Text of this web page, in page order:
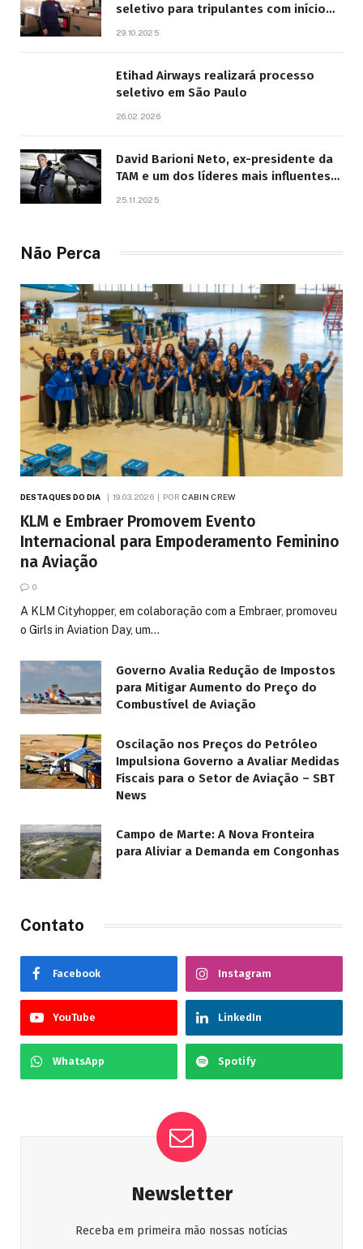
seletivo para tripulantes com início
29.10.2025
Etihad Airways realizará processo
seletivo em São Paulo
26.02.2026
David Barioni Neto, ex-presidente da
TAM e um dos líderes mais influentes
25.11.2025
Não Perca
DESTAQUES DO DIA 19.03.2026 POR CABIN CREW
KLM e Embraer Promovem Evento
Internacional para Empoderamento Feminino
na Aviação
0
A KLM Cityhopper, em colaboração com a Embraer, promoveu
o Girls in Aviation Day, um…
Governo Avalia Redução de Impostos
para Mitigar Aumento do Preço do
Combustível de Aviação
Oscilação nos Preços do Petróleo
Impulsiona Governo a Avaliar Medidas
Fiscais para o Setor de Aviação – SBT
News
Campo de Marte: A Nova Fronteira
para Aliviar a Demanda em Congonhas
Contato
Facebook Instagram
YouTube LinkedIn
WhatsApp Spotify
Newsletter
Receba em primeira mão nossas notícias